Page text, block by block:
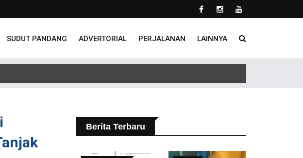
SUDUT PANDANG ADVERTORIAL PERJALANAN LAINNYA
untuk Verifikasi Data Tindak Lanjut Putusan PHI
Berita Terbaru